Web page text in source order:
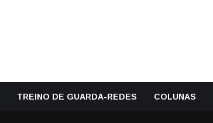
TREINO DE GUARDA-REDES COLUNAS